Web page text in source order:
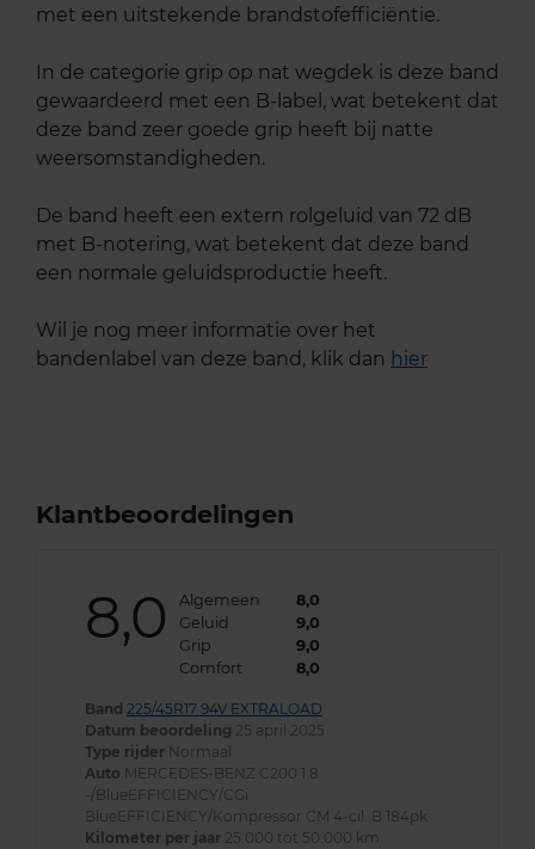
met een uitstekende brandstofefficiëntie.
In de categorie grip op nat wegdek is deze band
gewaardeerd met een B-label, wat betekent dat
deze band zeer goede grip heeft bij natte
weersomstandigheden.
De band heeft een extern rolgeluid van 72 dB
met B-notering, wat betekent dat deze band
een normale geluidsproductie heeft.
Wil je nog meer informatie over het
bandenlabel van deze band, klik dan hier
Klantbeoordelingen
8,0 Algemeen
8,0
Geluid
9,0
Grip
9,0
Comfort
8,0
Band 225/45R17 94V EXTRALOAD
Datum beoordeling 25 april 2025
Type rijder Normaal
Auto MERCEDES-BENZ C200 1.8
-/BlueEFFICIENCY/CGi
BlueEFFICIENCY/Kompressor CM 4-cil. B 184pk
Kilometer per jaar 25.000 tot 50.000 km